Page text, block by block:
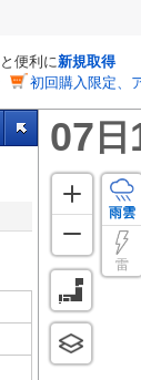
便利に新規取得
初回購入限定、
雨雲
雷
07 日